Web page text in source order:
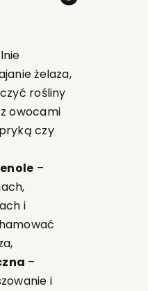
żelaza,
rośliny
owocami
czy
–
i
–
i